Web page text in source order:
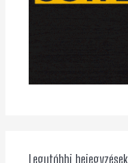
Legutóbbi bejegyzések